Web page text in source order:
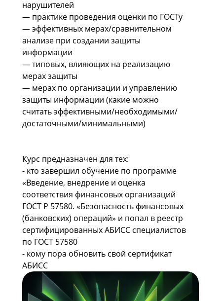
нарушителей
— практике проведения оценки по ГОСТу
— эффективных мерах/сравнительном
анализе при создании защиты
информации
— типовых, влияющих на реализацию
мерах защиты
— мерах по организации и управлению
защиты информации (какие можно
считать эффективными/необходимыми/
достаточными/минимальными)
Курс предназначен для тех:
- кто завершил обучение по программе
«Введение, внедрение и оценка
соответствия финансовых организаций
ГОСТ Р 57580. «Безопасность финансовых
(банковских) операций» и попал в реестр
сертифицированных АБИСС специалистов
по ГОСТ 57580
- кому пора обновить свой сертификат
АБИСС